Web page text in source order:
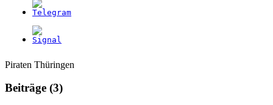
Weitere
Informationen
Navigation
Piraten Thüringen
Beiträge (3)